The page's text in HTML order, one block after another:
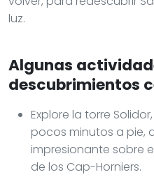
luz.
Algunas
descubrimientos
Explore la torre
pocos minutos a pie,
impresionante sobre
de los Cap-Horniers.